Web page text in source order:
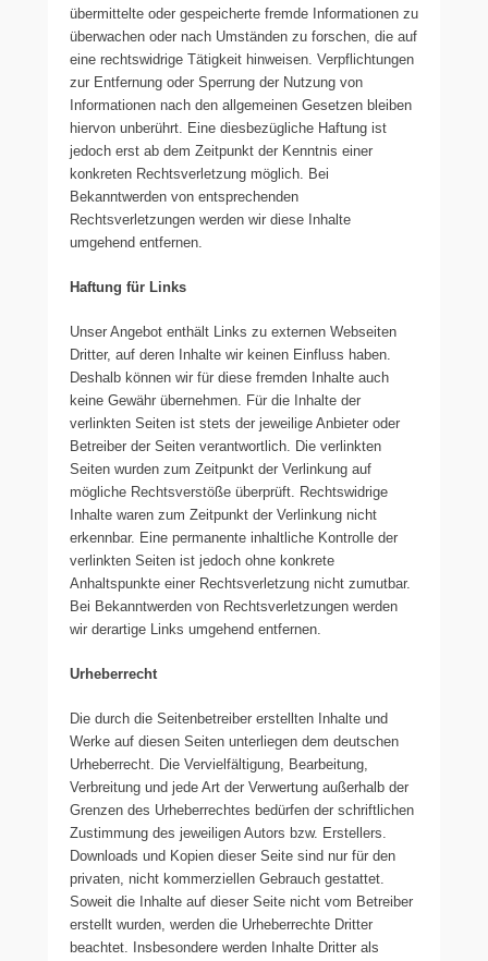
übermittelte oder gespeicherte fremde Informationen zu
überwachen oder nach Umständen zu forschen, die auf
eine rechtswidrige Tätigkeit hinweisen. Verpflichtungen
zur Entfernung oder Sperrung der Nutzung von
Informationen nach den allgemeinen Gesetzen bleiben
hiervon unberührt. Eine diesbezügliche Haftung ist
jedoch erst ab dem Zeitpunkt der Kenntnis einer
konkreten Rechtsverletzung möglich. Bei
Bekanntwerden von entsprechenden
Rechtsverletzungen werden wir diese Inhalte
umgehend entfernen.
Haftung für Links
Unser Angebot enthält Links zu externen Webseiten
Dritter, auf deren Inhalte wir keinen Einfluss haben.
Deshalb können wir für diese fremden Inhalte auch
keine Gewähr übernehmen. Für die Inhalte der
verlinkten Seiten ist stets der jeweilige Anbieter oder
Betreiber der Seiten verantwortlich. Die verlinkten
Seiten wurden zum Zeitpunkt der Verlinkung auf
mögliche Rechtsverstöße überprüft. Rechtswidrige
Inhalte waren zum Zeitpunkt der Verlinkung nicht
erkennbar. Eine permanente inhaltliche Kontrolle der
verlinkten Seiten ist jedoch ohne konkrete
Anhaltspunkte einer Rechtsverletzung nicht zumutbar.
Bei Bekanntwerden von Rechtsverletzungen werden
wir derartige Links umgehend entfernen.
Urheberrecht
Die durch die Seitenbetreiber erstellten Inhalte und
Werke auf diesen Seiten unterliegen dem deutschen
Urheberrecht. Die Vervielfältigung, Bearbeitung,
Verbreitung und jede Art der Verwertung außerhalb der
Grenzen des Urheberrechtes bedürfen der schriftlichen
Zustimmung des jeweiligen Autors bzw. Erstellers.
Downloads und Kopien dieser Seite sind nur für den
privaten, nicht kommerziellen Gebrauch gestattet.
Soweit die Inhalte auf dieser Seite nicht vom Betreiber
erstellt wurden, werden die Urheberrechte Dritter
beachtet. Insbesondere werden Inhalte Dritter als